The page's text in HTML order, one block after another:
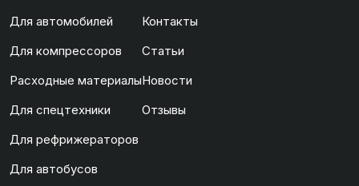
Для автомобилей
Для компрессоров
Расходные материалы
Для спецтехники
Для рефрижераторов
Для автобусов
Контакты
Статьи
Новости
Отзывы